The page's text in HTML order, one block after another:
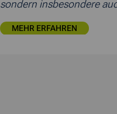
sondern insbesondere
MEHR ERFAHREN